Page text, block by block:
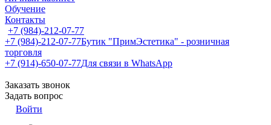
Обучение
Контакты
+7 (984)-212-07-77
+7 (984)-212-07-77Бутик "ПримЭстетика" - розничная
торговля
+7 (914)-650-07-77Для связи в WhatsApp
Заказать звонок
Задать вопрос
Войти